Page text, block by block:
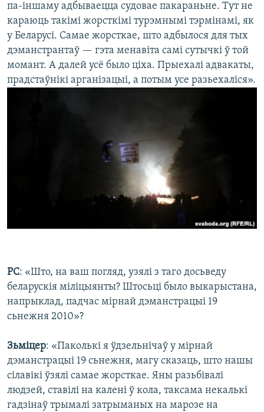
па-іншаму адбываецца судовае пакараньне. Тут не
караюць такімі жорсткімі турэмнымі тэрмінамі, як
у Беларусі. Самае жорсткае, што адбылося для тых
дэманстрантаў — гэта менавіта самі сутычкі ў той
момант. А далей усё было ціха. Прыехалі адвакаты,
прадстаўнікі арганізацыі, а потым усе разьехаліся».
РС: «Што, на ваш погляд, узялі з таго досьведу
беларускія міліцыянты? Штосьці было выкарыстана,
напрыклад, падчас мірнай дэманстрацыі 19
сьнежня 2010»?
Зьміцер: «Паколькі я ўдзельнічаў у мірнай
дэманстрацыі 19 сьнежня, магу сказаць, што нашы
сілавікі ўзялі самае жорсткае. Яны разьбівалі
людзей, ставілі на калені ў кола, таксама некалькі
гадзінаў трымалі затрыманых на марозе на